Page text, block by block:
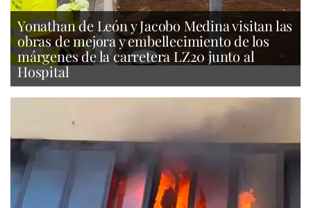
Yonathan de León y Jacobo Medina visitan las
obras de mejora y embellecimiento de los
márgenes de la carretera LZ20 junto al
Hospital